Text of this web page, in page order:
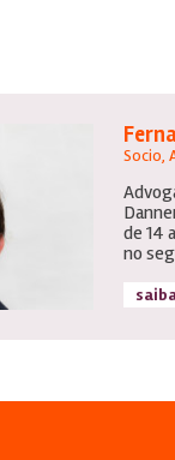
Socio,
de 14
no